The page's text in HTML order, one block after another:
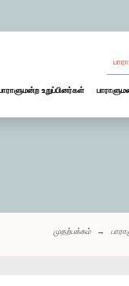
உறுப்பினர்கள்
முதற்பக்கம்